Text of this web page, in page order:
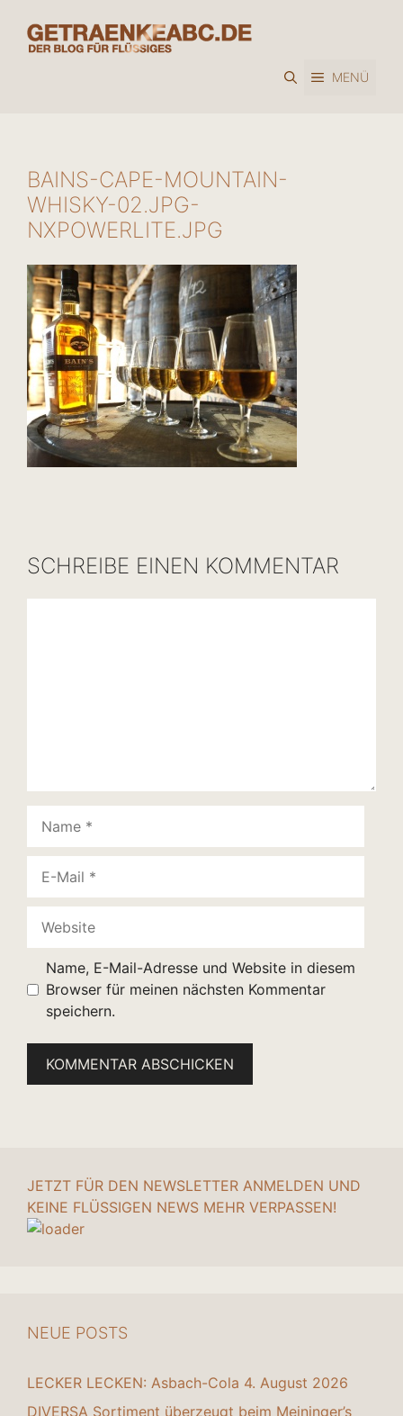
Inhalt
springen
MENÜ
BAINS-CAPE-MOUNTAIN-
WHISKY-02.JPG-
NXPOWERLITE.JPG
SCHREIBE EINEN KOMMENTAR
Mail
Name, E-Mail-Adresse und Website in diesem
Browser für meinen nächsten Kommentar
speichern.
JETZT FÜR DEN NEWSLETTER ANMELDEN UND
KEINE FLÜSSIGEN NEWS MEHR VERPASSEN!
NEUE POSTS
LECKER LECKEN: Asbach-Cola 4. August 2026
DIVERSA Sortiment überzeugt beim Meininger’s